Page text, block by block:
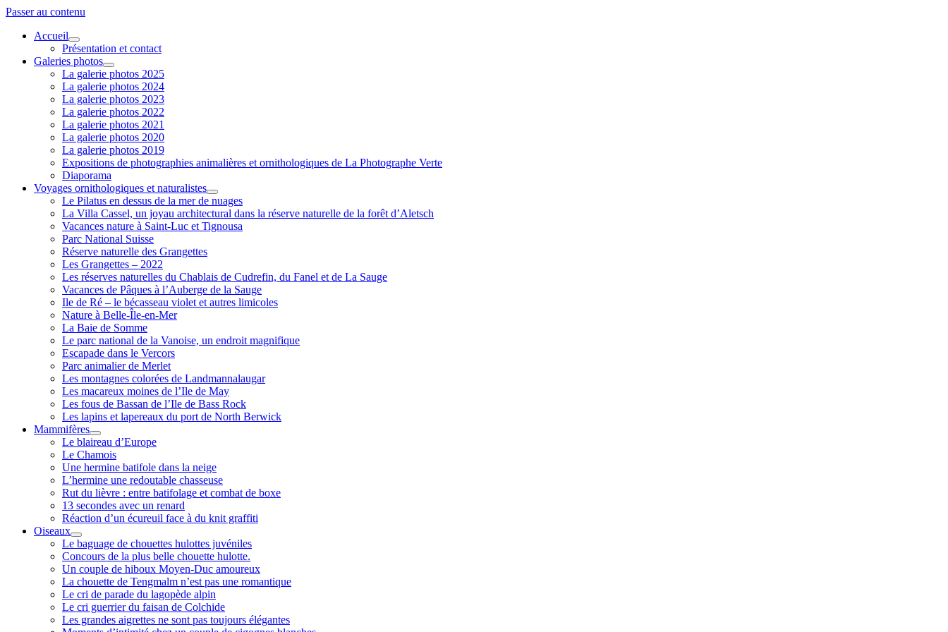
Passer au contenu
Accueil
ouvrir
menu
Présentation et contact
Galeries photos
ouvrir
menu
La galerie photos 2025
La galerie photos 2024
La galerie photos 2023
La galerie photos 2022
La galerie photos 2021
La galerie photos 2020
La galerie photos 2019
Expositions de photographies animalières et ornithologiques de La Photographe Verte
Diaporama
Voyages ornithologiques et naturalistes
ouvrir
menu
Le Pilatus en dessus de la mer de nuages
La Villa Cassel, un joyau architectural dans la réserve naturelle de la forêt d’Aletsch
Vacances nature à Saint-Luc et Tignousa
Parc National Suisse
Réserve naturelle des Grangettes
Les Grangettes – 2022
Les réserves naturelles du Chablais de Cudrefin, du Fanel et de La Sauge
Vacances de Pâques à l’Auberge de la Sauge
Ile de Ré – le bécasseau violet et autres limicoles
Nature à Belle-Île-en-Mer
La Baie de Somme
Le parc national de la Vanoise, un endroit magnifique
Escapade dans le Vercors
Parc animalier de Merlet
Les montagnes colorées de Landmannalaugar
Les macareux moines de l’Ile de May
Les fous de Bassan de l’Ile de Bass Rock
Les lapins et lapereaux du port de North Berwick
Mammifères
ouvrir
menu
Le blaireau d’Europe
Le Chamois
Une hermine batifole dans la neige
L’hermine une redoutable chasseuse
Rut du lièvre : entre batifolage et combat de boxe
13 secondes avec un renard
Réaction d’un écureuil face à du knit graffiti
Oiseaux
ouvrir
menu
Le baguage de chouettes hulottes juvéniles
Concours de la plus belle chouette hulotte.
Un couple de hiboux Moyen-Duc amoureux
La chouette de Tengmalm n’est pas une romantique
Le cri de parade du lagopède alpin
Le cri guerrier du faisan de Colchide
Les grandes aigrettes ne sont pas toujours élégantes